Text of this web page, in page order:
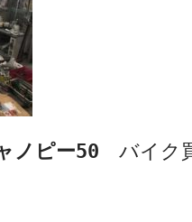
ノピー50 バイク